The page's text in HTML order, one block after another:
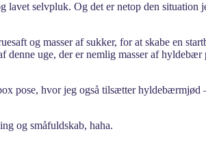
selvpluk. Og det er netop den situation
og masser af sukker, for at skabe en
uge, der er nemlig masser af
pose, hvor jeg også tilsætter hyldebærmjød
og småfuldskab, haha.